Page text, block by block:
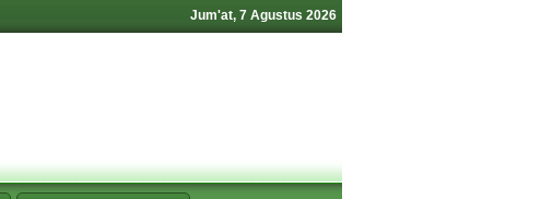
Jum'at, 7 Agustus 2026